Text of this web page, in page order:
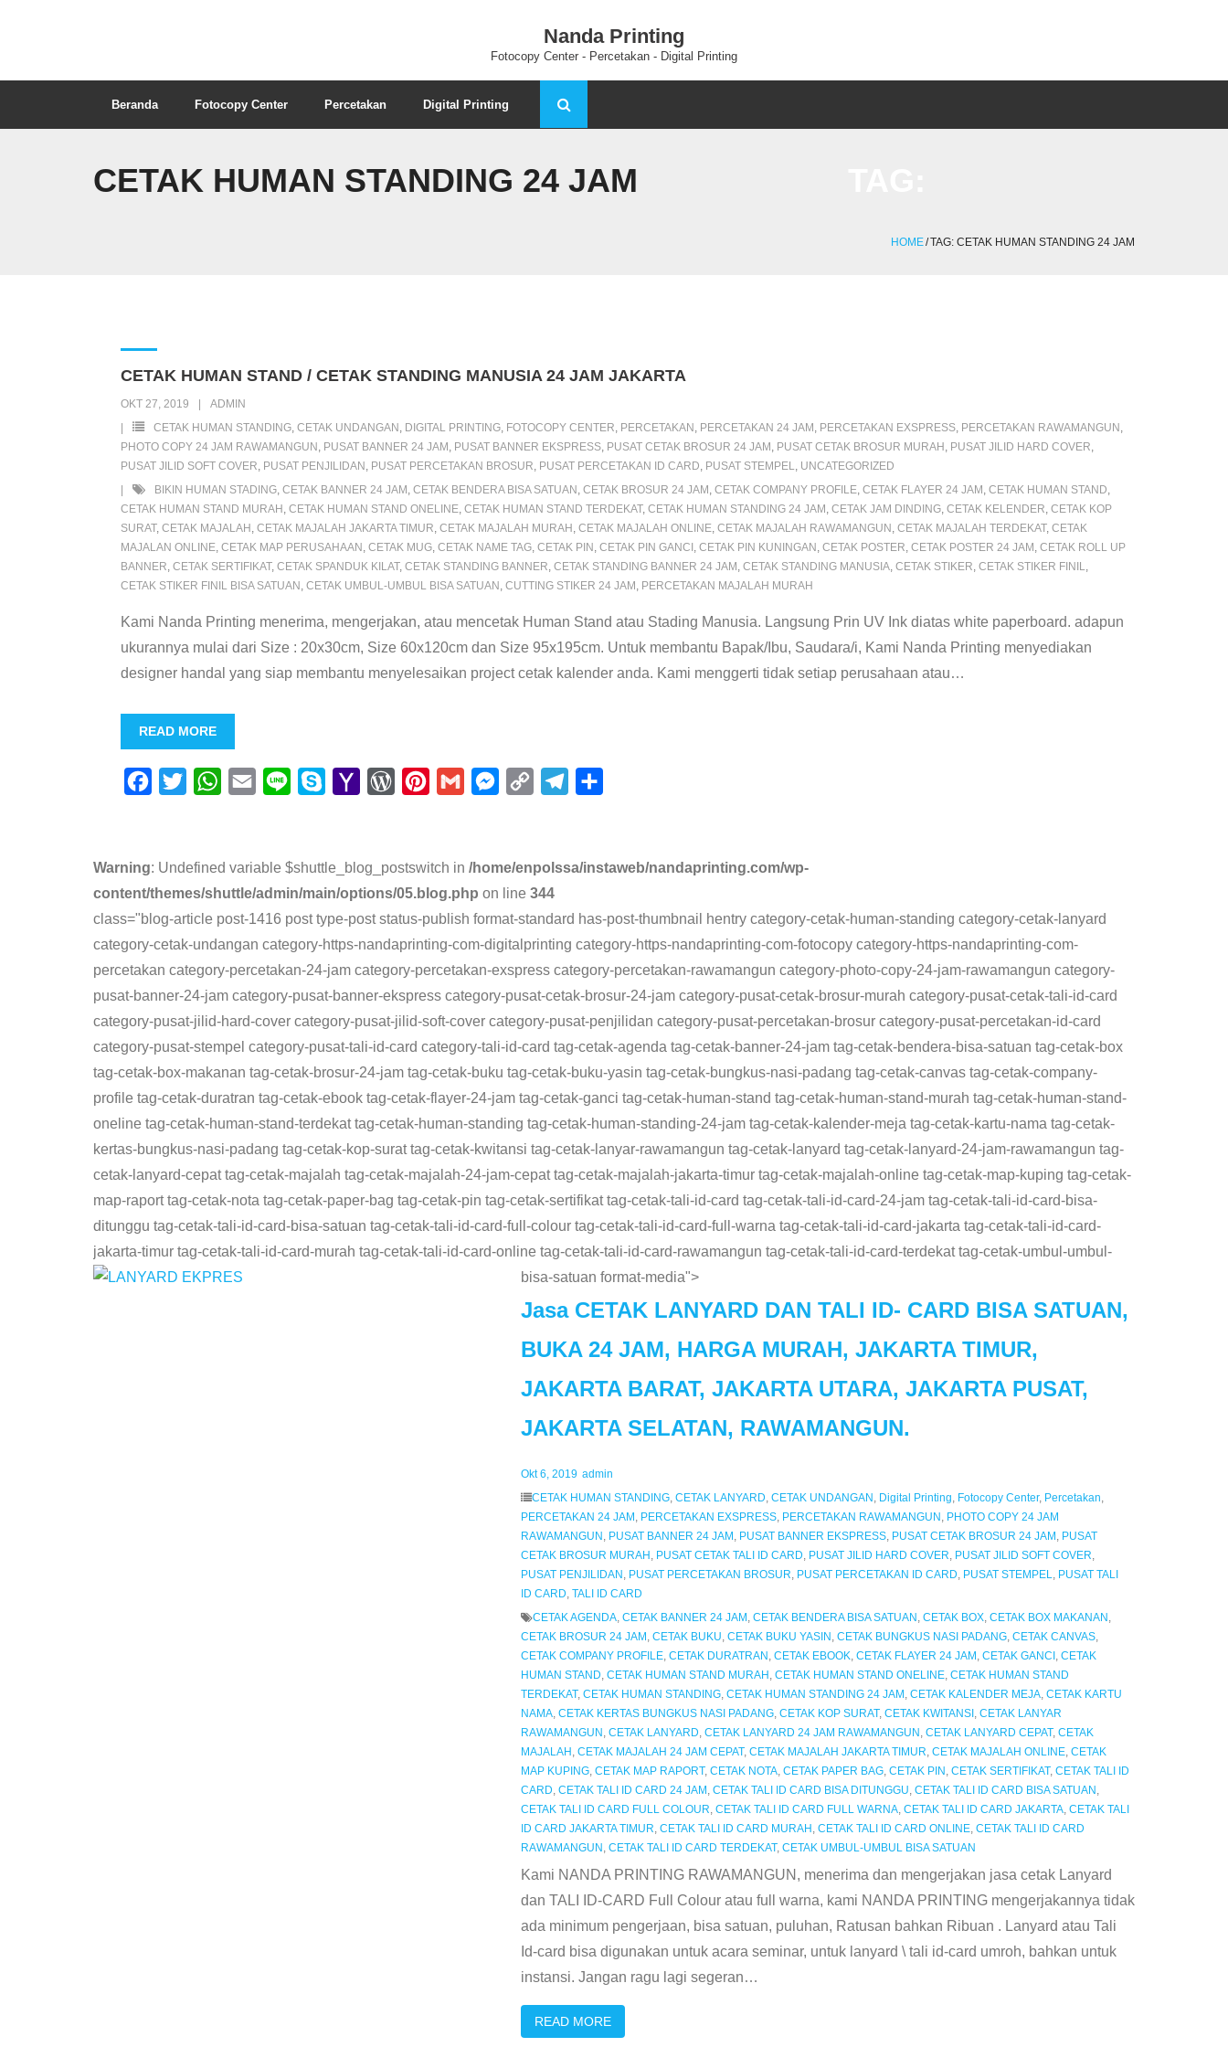
Nanda Printing
Fotocopy Center - Percetakan - Digital Printing
Beranda Fotocopy Center Percetakan Digital Printing
CETAK HUMAN STANDING 24 JAM
HOME/TAG: CETAK HUMAN STANDING 24 JAM
CETAK HUMAN STAND / CETAK STANDING MANUSIA 24 JAM JAKARTA
OKT 27, 2019
ADMIN
CETAK HUMAN STANDING, CETAK UNDANGAN , DIGITAL PRINTING, FOTOCOPY CENTER, PERCETAKAN , PERCETAKAN 24 JAM , PERCETAKAN EXSPRESS, PERCETAKAN RAWAMANGUN ,
PHOTO COPY 24 JAM RAWAMANGUN , PUSAT BANNER 24 JAM , PUSAT BANNER EKSPRESS, PUSAT CETAK BROSUR 24 JAM , PUSAT CETAK BROSUR MURAH , PUSAT JILID HARD COVER,
PUSAT JILID SOFT COVER, PUSAT PENJILIDAN , PUSAT PERCETAKAN BROSUR, PUSAT PERCETAKAN ID CARD, PUSAT STEMPEL, UNCATEGORIZED
BIKIN HUMAN STADING, CETAK BANNER 24 JAM , CETAK BENDERA BISA SATUAN , CETAK BROSUR 24 JAM , CETAK COMPANY PROFILE, CETAK FLAYER 24 JAM , CETAK HUMAN STAND,
CETAK HUMAN STAND MURAH , CETAK HUMAN STAND ONELINE, CETAK HUMAN STAND TERDEKAT, CETAK HUMAN STANDING 24 JAM , CETAK JAM DINDING, CETAK KELENDER, CETAK KOP
SURAT, CETAK MAJALAH , CETAK MAJALAH JAKARTA TIMUR, CETAK MAJALAH MURAH , CETAK MAJALAH ONLINE, CETAK MAJALAH RAWAMANGUN , CETAK MAJALAH TERDEKAT, CETAK
MAJALAN ONLINE, CETAK MAP PERUSAHAAN , CETAK MUG, CETAK NAME TAG, CETAK PIN , CETAK PIN GANCI , CETAK PIN KUNINGAN , CETAK POSTER, CETAK POSTER 24 JAM , CETAK ROLL UP
BANNER, CETAK SERTIFIKAT, CETAK SPANDUK KILAT, CETAK STANDING BANNER, CETAK STANDING BANNER 24 JAM , CETAK STANDING MANUSIA, CETAK STIKER, CETAK STIKER FINIL,
CETAK STIKER FINIL BISA SATUAN , CETAK UMBUL-UMBUL BISA SATUAN , CUTTING STIKER 24 JAM , PERCETAKAN MAJALAH MURAH
Kami Nanda Printing menerima, mengerjakan, atau mencetak Human Stand atau Stading Manusia. Langsung Prin UV Ink diatas white paperboard. adapun
ukurannya mulai dari Size : 20x30cm, Size 60x120cm dan Size 95x195cm. Untuk membantu Bapak/Ibu, Saudara/i, Kami Nanda Printing menyediakan
designer handal yang siap membantu menyelesaikan project cetak kalender anda. Kami menggerti tidak setiap perusahaan atau…
READ MORE
e
b
o
o
k
t
t
e
r
W
t
s
A
p
p
i
l
e
p
e
o
o
M
a
i
l
W
d
P
r
e
s
s
t
e
r
e
s
t
l
s
e
n
g
e
r
y
L
i
n
k
e
r
a
m
r
Warning: Undefined variable $shuttle_blog_postswitch in /home/enpolssa/instaweb/nandaprinting.com/wp-
content/themes/shuttle/admin/main/options/05.blog.php on line 344
class="blog-article post-1416 post type-post status-publish format-standard has-post-thumbnail hentry category-cetak-human-standing category-cetak-lanyard
category-cetak-undangan category-https-nandaprinting-com-digitalprinting category-https-nandaprinting-com-fotocopy category-https-nandaprinting-com-
percetakan category-percetakan-24-jam category-percetakan-exspress category-percetakan-rawamangun category-photo-copy-24-jam-rawamangun category-
pusat-banner-24-jam category-pusat-banner-ekspress category-pusat-cetak-brosur-24-jam category-pusat-cetak-brosur-murah category-pusat-cetak-tali-id-card
category-pusat-jilid-hard-cover category-pusat-jilid-soft-cover category-pusat-penjilidan category-pusat-percetakan-brosur category-pusat-percetakan-id-card
category-pusat-stempel category-pusat-tali-id-card category-tali-id-card tag-cetak-agenda tag-cetak-banner-24-jam tag-cetak-bendera-bisa-satuan tag-cetak-box
tag-cetak-box-makanan tag-cetak-brosur-24-jam tag-cetak-buku tag-cetak-buku-yasin tag-cetak-bungkus-nasi-padang tag-cetak-canvas tag-cetak-company-
profile tag-cetak-duratran tag-cetak-ebook tag-cetak-flayer-24-jam tag-cetak-ganci tag-cetak-human-stand tag-cetak-human-stand-murah tag-cetak-human-stand-
oneline tag-cetak-human-stand-terdekat tag-cetak-human-standing tag-cetak-human-standing-24-jam tag-cetak-kalender-meja tag-cetak-kartu-nama tag-cetak-
kertas-bungkus-nasi-padang tag-cetak-kop-surat tag-cetak-kwitansi tag-cetak-lanyar-rawamangun tag-cetak-lanyard tag-cetak-lanyard-24-jam-rawamangun tag-
cetak-lanyard-cepat tag-cetak-majalah tag-cetak-majalah-24-jam-cepat tag-cetak-majalah-jakarta-timur tag-cetak-majalah-online tag-cetak-map-kuping tag-cetak-
map-raport tag-cetak-nota tag-cetak-paper-bag tag-cetak-pin tag-cetak-sertifikat tag-cetak-tali-id-card tag-cetak-tali-id-card-24-jam tag-cetak-tali-id-card-bisa-
ditunggu tag-cetak-tali-id-card-bisa-satuan tag-cetak-tali-id-card-full-colour tag-cetak-tali-id-card-full-warna tag-cetak-tali-id-card-jakarta tag-cetak-tali-id-card-
jakarta-timur tag-cetak-tali-id-card-murah tag-cetak-tali-id-card-online tag-cetak-tali-id-card-rawamangun tag-cetak-tali-id-card-terdekat tag-cetak-umbul-umbul-
bisa-satuan format-media">
Jasa CETAK LANYARD DAN TALI ID- CARD BISA SATUAN,
BUKA 24 JAM, HARGA MURAH, JAKARTA TIMUR,
JAKARTA BARAT, JAKARTA UTARA, JAKARTA PUSAT,
JAKARTA SELATAN, RAWAMANGUN.
Okt 6, 2019 admin
CETAK HUMAN STANDING, CETAK LANYARD, CETAK UNDANGAN , Digital Printing, Fotocopy Center, Percetakan,
PERCETAKAN 24 JAM , PERCETAKAN EXSPRESS, PERCETAKAN RAWAMANGUN , PHOTO COPY 24 JAM
RAWAMANGUN , PUSAT BANNER 24 JAM , PUSAT BANNER EKSPRESS, PUSAT CETAK BROSUR 24 JAM , PUSAT
CETAK BROSUR MURAH , PUSAT CETAK TALI ID CARD, PUSAT JILID HARD COVER, PUSAT JILID SOFT COVER,
PUSAT PENJILIDAN , PUSAT PERCETAKAN BROSUR, PUSAT PERCETAKAN ID CARD, PUSAT STEMPEL, PUSAT TALI
ID CARD, TALI ID CARD
CETAK AGENDA, CETAK BANNER 24 JAM , CETAK BENDERA BISA SATUAN , CETAK BOX, CETAK BOX MAKANAN ,
CETAK BROSUR 24 JAM , CETAK BUKU, CETAK BUKU YASIN , CETAK BUNGKUS NASI PADANG, CETAK CANVAS,
CETAK COMPANY PROFILE, CETAK DURATRAN , CETAK EBOOK, CETAK FLAYER 24 JAM , CETAK GANCI , CETAK
HUMAN STAND, CETAK HUMAN STAND MURAH , CETAK HUMAN STAND ONELINE, CETAK HUMAN STAND
TERDEKAT, CETAK HUMAN STANDING, CETAK HUMAN STANDING 24 JAM , CETAK KALENDER MEJA, CETAK KARTU
NAMA, CETAK KERTAS BUNGKUS NASI PADANG, CETAK KOP SURAT, CETAK KWITANSI , CETAK LANYAR
RAWAMANGUN , CETAK LANYARD, CETAK LANYARD 24 JAM RAWAMANGUN , CETAK LANYARD CEPAT, CETAK
MAJALAH , CETAK MAJALAH 24 JAM CEPAT, CETAK MAJALAH JAKARTA TIMUR, CETAK MAJALAH ONLINE, CETAK
MAP KUPING, CETAK MAP RAPORT, CETAK NOTA, CETAK PAPER BAG, CETAK PIN , CETAK SERTIFIKAT, CETAK TALI ID
CARD, CETAK TALI ID CARD 24 JAM , CETAK TALI ID CARD BISA DITUNGGU, CETAK TALI ID CARD BISA SATUAN ,
CETAK TALI ID CARD FULL COLOUR, CETAK TALI ID CARD FULL WARNA, CETAK TALI ID CARD JAKARTA, CETAK TALI
ID CARD JAKARTA TIMUR, CETAK TALI ID CARD MURAH , CETAK TALI ID CARD ONLINE, CETAK TALI ID CARD
RAWAMANGUN , CETAK TALI ID CARD TERDEKAT, CETAK UMBUL-UMBUL BISA SATUAN
Kami NANDA PRINTING RAWAMANGUN, menerima dan mengerjakan jasa cetak Lanyard
dan TALI ID-CARD Full Colour atau full warna, kami NANDA PRINTING mengerjakannya tidak
ada minimum pengerjaan, bisa satuan, puluhan, Ratusan bahkan Ribuan . Lanyard atau Tali
Id-card bisa digunakan untuk acara seminar, untuk lanyard \ tali id-card umroh, bahkan untuk
instansi. Jangan ragu lagi segeran…
READ MORE